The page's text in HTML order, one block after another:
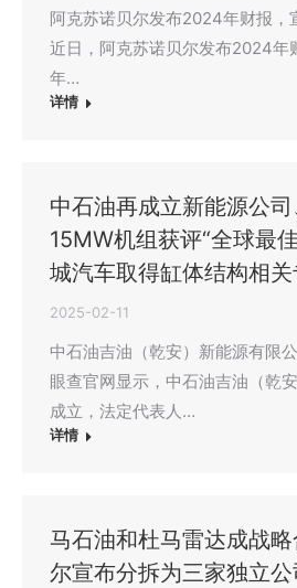
阿克苏诺贝尔发布2024年财报，
近日，阿克苏诺贝尔发布2024年
年…
详情
中石油再成立新能源公
15MW机组获评“全球最
城汽车取得缸体结构相关
2025-02-11
中石油吉油（乾安）新能源有限
眼查官网显示，中石油吉油（乾
成立，法定代表人…
详情
马石油和杜马雷达成战
尔宣布分拆为三家独立